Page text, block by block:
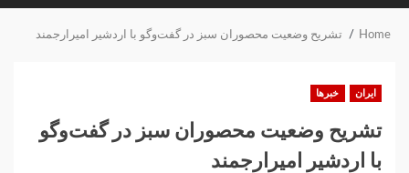
MENU
Home تشریح وضعیت محصوران سبز در گفت‌وگو با اردشیر امیرارجمند
ایران خبرها
تشریح وضعیت محصوران سبز در گفت‌وگو
با اردشیر امیرارجمند